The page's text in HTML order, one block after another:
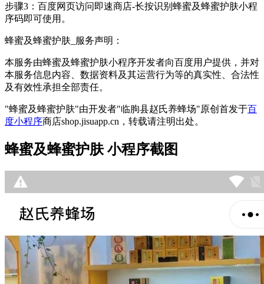
步骤3：百度网页访问即速商店-长按识别蜂蜜及蜂蜜护肤小程
序码即可使用。
蜂蜜及蜂蜜护肤_服务声明：
本服务由蜂蜜及蜂蜜护肤小程序开发者向百度用户提供，并对
本服务信息内容、数据资料及其运营行为等的真实性、合法性
及有效性承担全部责任。
"蜂蜜及蜂蜜护肤"由开发者"临朐县赵氏养蜂场"原创首发于百
度小程序商店shop.jisuapp.cn，转载请注明出处。
蜂蜜及蜂蜜护肤 小程序截图